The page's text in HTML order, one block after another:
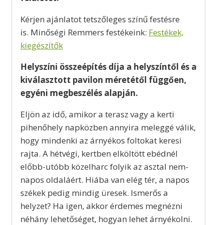
Kérjen ajánlatot tetszőleges színű festésre
is. Minőségi Remmers festékeink: Festékek,
kiegészítők
Helyszíni összeépítés díja a helyszíntől és a
kiválasztott pavilon méretétől függően,
egyéni megbeszélés alapján.
Eljön az idő, amikor a terasz vagy a kerti
pihenőhely napközben annyira meleggé válik,
hogy mindenki az árnyékos foltokat keresi
rajta. A hétvégi, kertben elköltött ebédnél
előbb-utóbb közelharc folyik az asztal nem-
napos oldaláért. Hiába van elég tér, a napos
székek pedig mindig üresek. Ismerős a
helyzet? Ha igen, akkor érdemes megnézni
néhány lehetőséget, hogyan lehet árnyékolni.